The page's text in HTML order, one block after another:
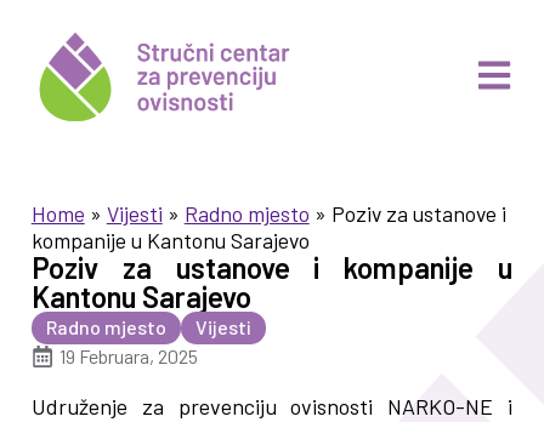
Home » Vijesti » Radno mjesto » Poziv za ustanove i
kompanije u Kantonu Sarajevo
Poziv za ustanove i kompanije u
Kantonu Sarajevo
Radno mjesto
Vijesti
19 Februara, 2025
Udruženje za prevenciju ovisnosti NARKO-NE i